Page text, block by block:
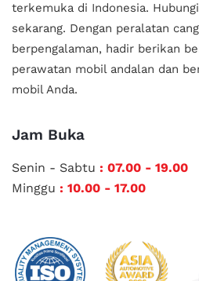
terkemuka di Indonesia.
sekarang. Dengan peralatan
berpengalaman, hadir berikan
perawatan mobil andalan dan
mobil Anda.
Jam Buka
Senin - Sabtu : 07.00 - 19.00
Minggu : 10.00 - 17.00